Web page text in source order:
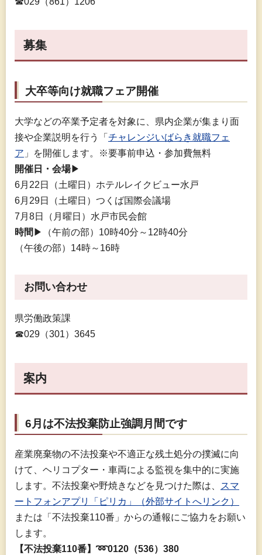
募集
大卒等向け就職フェア開催
大学などの卒業予定者を対象に、県内企業が集まり面
接や企業説明を行う「 チャレンジいばらき就職フェ
ア 」を開催します。※要事前申込・参加費無料
開催日・会場▶
6月22日（土曜日）ホテルレイクビュー水戸
6月29日（土曜日）つくば国際会議場
7月8日（月曜日）水戸市民会館
時間 ▶（午前の部）10時40分～12時40分
（午後の部）14時～16時
お問い合わせ
県労働政策課
☎029（301）3645
案内
6月は不法投棄防止強調月間です
産業廃棄物の不法投棄や不適正な残土処分の撲滅に向
けて、ヘリコプター・車両による監視を集中的に実施
します。不法投棄や野焼きなどを見つけた際は、
スマ
ートフォンアプリ「ピリカ」（外部サイトへリンク）
または「不法投棄110番」からの通報にご協力をお願い
します。
【不法投棄110番】➿0120（536）380